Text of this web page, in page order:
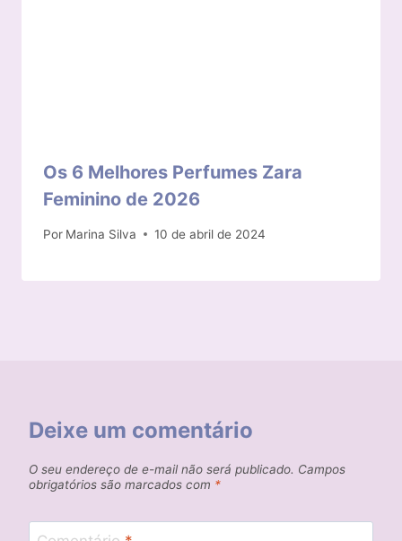
Os 6 Melhores Perfumes Zara
Feminino de 2026
Por Marina Silva 10 de abril de 2024
Deixe um comentário
O seu endereço de e-mail não será publicado. Campos
obrigatórios são marcados com *